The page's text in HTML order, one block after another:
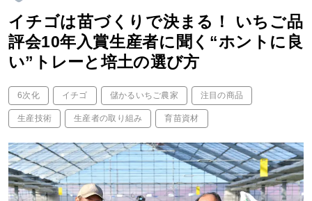
イチゴは苗づくりで決まる！ いちご品
評会10年入賞生産者に聞く“ホントに良
い”トレーと培土の選び方
6次化 イチゴ 儲かるいちご農家 注目の商品
生産技術 生産者の取り組み 育苗資材